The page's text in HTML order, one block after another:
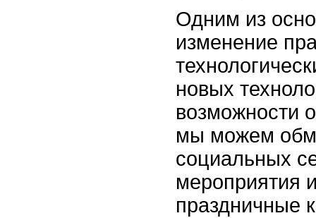
Одним из
изменение
новых
возможности
мы можем
социальных
мероприятия
праздничные